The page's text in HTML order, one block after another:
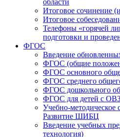
Итоговое сочинение
Итоговое
Телефоны «горячей
подготовки и
ФГОС
Введение
ФГОС (общие
ФГОС основного
ФГОС среднего
ФГОС дошкольного
ФГОС для детей с
Учебно-
Развитие ШИБЦ
Введение учебных
технология)